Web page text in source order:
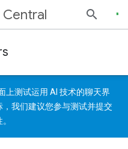
Central
上测试运用 AI 技术的聊天界
我们建议您参与测试并提交
。